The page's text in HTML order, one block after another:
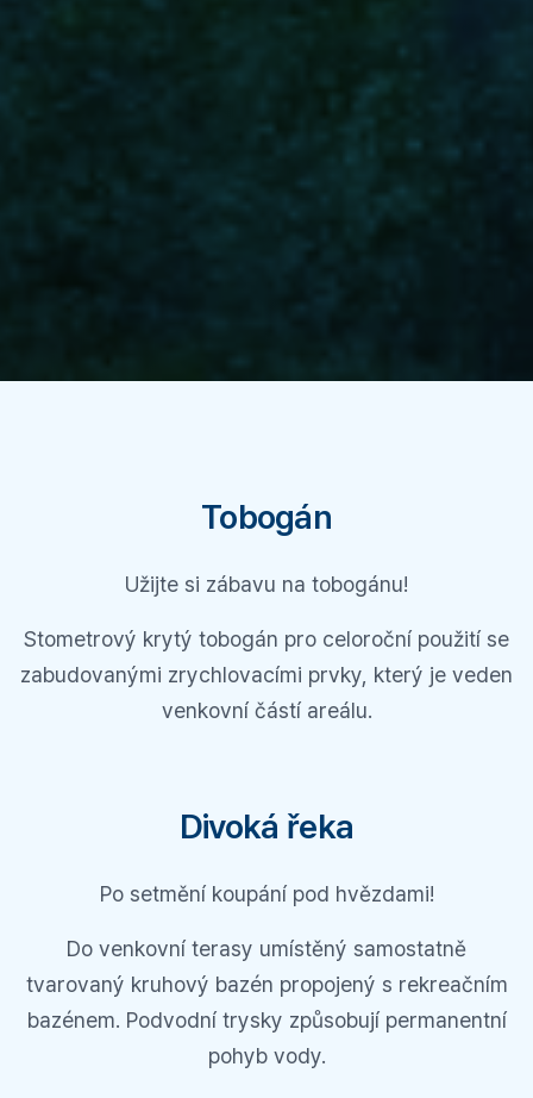
Tobogán
Užijte si zábavu na tobogánu!
Stometrový krytý tobogán pro celoroční použití se
zabudovanými zrychlovacími prvky, který je veden
venkovní částí areálu.
Divoká řeka
Po setmění koupání pod hvězdami!
Do venkovní terasy umístěný samostatně
tvarovaný kruhový bazén propojený s rekreačním
bazénem. Podvodní trysky způsobují permanentní
pohyb vody.